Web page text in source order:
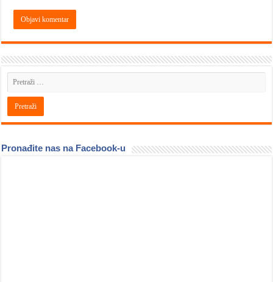
Pronađite nas na Facebook-u